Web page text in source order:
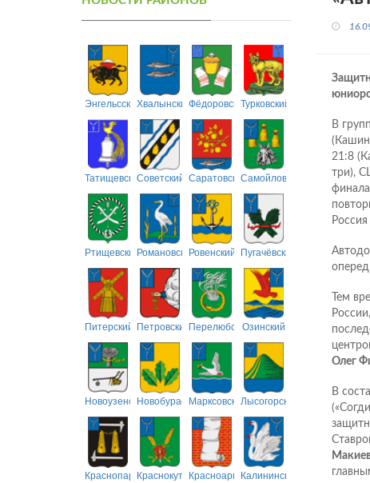
ЭнгельсскийХвалынскийФёдоровскийТурковский
ТатищевскийСоветский СаратовскийСамойловский
РтищевскийРомановскийРовенский Пугачёвский
Питерский ПетровскийПерелюбскийОзинский
НовоузенскийНовобурасскийМарксовскийЛысогорский
Краснопартизанский
КраснокутскийКрасноармейский
Калининский
В
(Кашин
21:8
три),
Тем
Олег
В